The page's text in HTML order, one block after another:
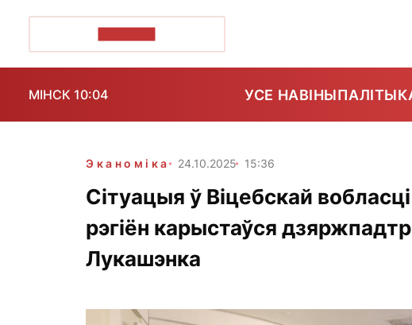
МІНСК 10:04 УСЕ НАВІНЫ
Эканоміка 24.10.2025 15:36
Сітуацыя ў Віцебскай
рэгіён карыстаўся
Лукашэнка